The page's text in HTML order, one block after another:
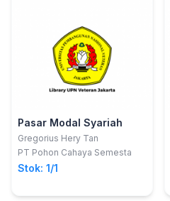
Pasar Modal Syariah
Gregorius Hery Tan
PT Pohon Cahaya Semesta
Stok: 1/1